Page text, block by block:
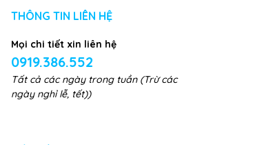
THÔNG TIN LIÊN HỆ
Mọi chi tiết xin liên hệ
0919.386.552
Tất cả các ngày trong tuần (Trừ các
ngày nghỉ lễ, tết))